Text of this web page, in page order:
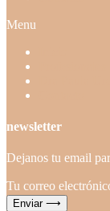
Menu
newsletter
Dejanos tu email
Tu correo
Enviar ⟶